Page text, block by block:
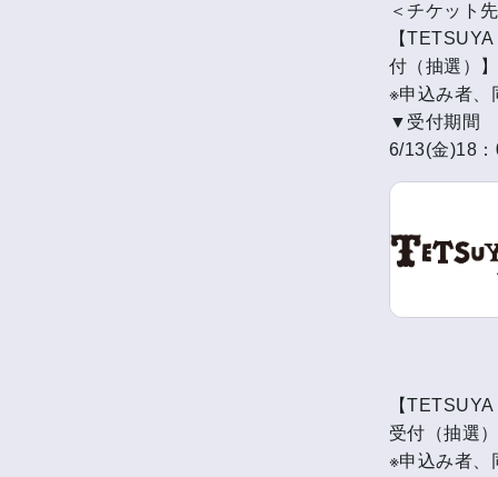
＜チケット
【
付（抽選）】
※申込み者、
▼受付期間
6/13(金)18
【
受付（抽選
※申込み者、